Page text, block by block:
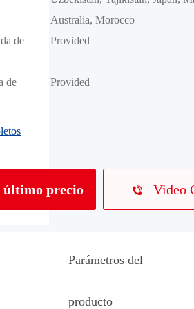
Australia, Morocco
de
Provided
de
Provided
último precio Video
Parámetros del
producto